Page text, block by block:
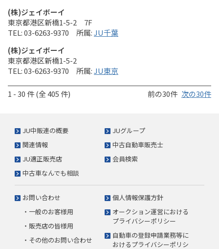
(株)ジェイボーイ
東京都港区新橋1-5-2 7F
03-6263-9370
JU千葉
(株)ジェイボーイ
東京都港区新橋1-5-2
03-6263-9370
JU東京
1 - 30 件 (全 405 件) 前の30件 次の30件
JU中販連の概要
JUグループ
関連情報
中古自動車販売士
JU適正販売店
会員検索
中古車なんでも相談
お問い合わせ
・一般のお客様用
・販売店の皆様用
・その他のお問い合わせ
個人情報保護方針
オークション運営における
プライバシーポリシー
自動車の登録申請業務等に
おけるプライバシーポリシ